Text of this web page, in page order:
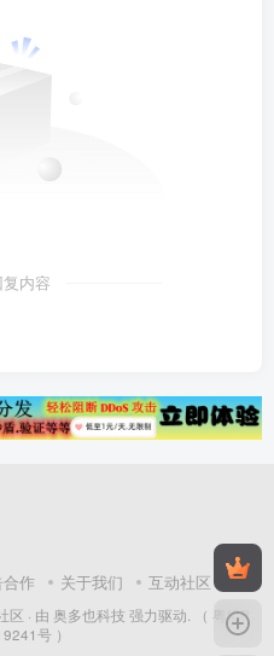
内容
合作 关于我们 互动社区
区 · 由 奥多也科技 强力驱动.
（ 粤ICP
号 ）